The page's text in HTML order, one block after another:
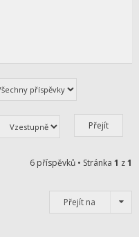
6 příspěvků • Stránka 1 z1
Přejít na